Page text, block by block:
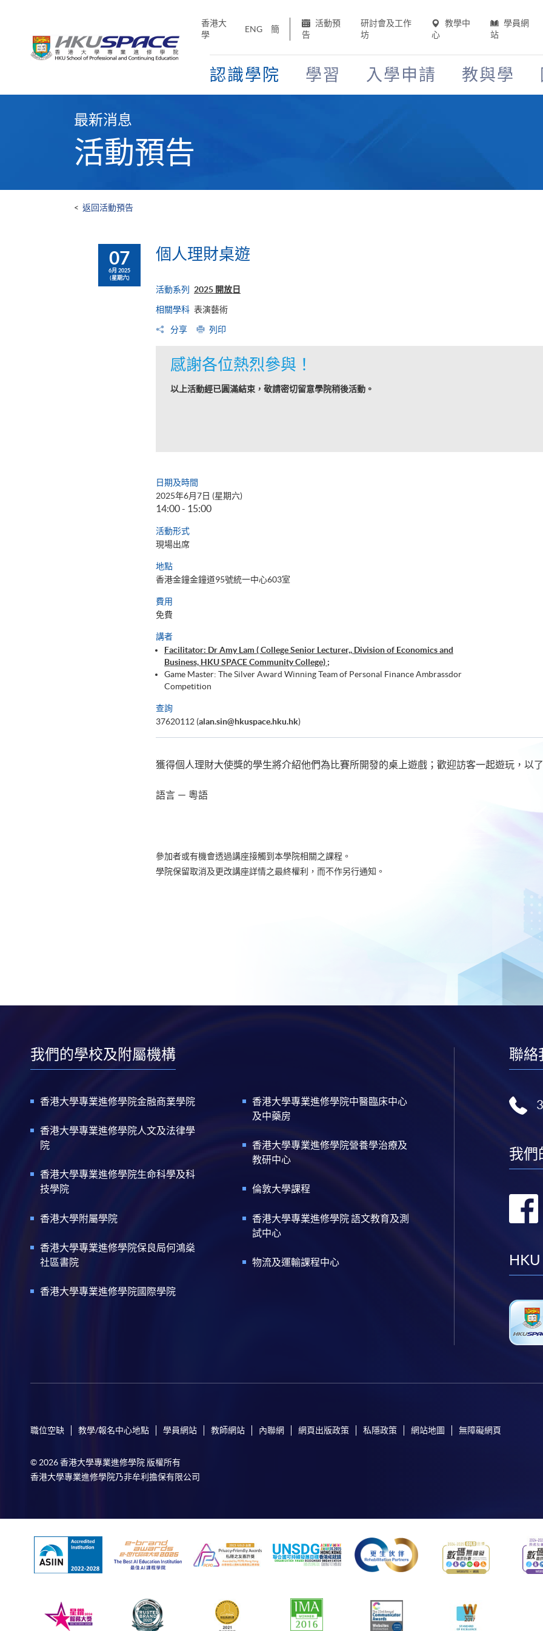
香港大
學
ENG 簡
活動預
告
研討會及工作
坊
教學中
心
學員網
站
認識學院 學習 入學申請 教與學
最新消息
活動預告
< 返回活動預告
07
6月 2025
(星期六)
個人理財桌遊
活動系列 2025 開放日
相關學科 表演藝術
分享 列印
感謝各位熱烈參與！
以上活動經已圓滿結束，敬請密切留意學院稍後活動。
日期及時間
2025年6月7日 (星期六)
14:00 - 15:00
活動形式
現場出席
地點
香港金鐘金鐘道95號統一中心603室
費用
免費
講者
Facilitator: Dr Amy Lam ( College Senior Lecturer,, Division of Economics and
Business, HKU SPACE Community College) ;
Game Master: The Silver Award Winning Team of Personal Finance Ambrassdor
Competition
查詢
37620112 (alan.sin@hkuspace.hku.hk)
獲得個人理財大使獎的學生將介紹他們為比賽所開發的桌上遊戲；歡迎訪客一起遊玩，以
語言 － 粵語
參加者或有機會透過講座接觸到本學院相關之課程。
學院保留取消及更改講座詳情之最終權利，而不作另行通知。
我們的學校及附屬機構
香港大學專業進修學院金融商業學院
香港大學專業進修學院人文及法律學
院
香港大學專業進修學院生命科學及科
技學院
香港大學附屬學院
香港大學專業進修學院保良局何鴻燊
社區書院
香港大學專業進修學院國際學院
香港大學專業進修學院中醫臨床中心
及中藥房
香港大學專業進修學院營養學治療及
教研中心
倫敦大學課程
香港大學專業進修學院 語文教育及測
試中心
物流及運輸課程中心
聯絡
我們
HKU
職位空缺 教學/報名中心地點 學員網站 教師網站 內聯網 網頁出版政策 私隱政策 網站地圖 無障礙網頁
© 2026 香港大學專業進修學院 版權所有
香港大學專業進修學院乃非牟利擔保有限公司